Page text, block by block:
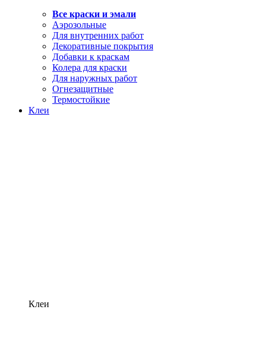
Все краски и эмали
Аэрозольные
Для внутренних работ
Декоративные покрытия
Добавки к краскам
Колера для краски
Для наружных работ
Огнезащитные
Термостойкие
Клеи
Клеи